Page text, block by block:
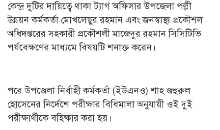
কেন্দ্র দুটির দায়িত্বে থাকা ট্যাগ অফিসার উপজেলা পল্লী
উন্নয়ন কর্মকর্তা মোখলেছুর রহমান এবং জনস্বাস্থ্য প্রকৌশল
অধিদপ্তরের সহকারী প্রকৌশলী মাজেদুর রহমান সিসিটিভি
পর্যবেক্ষণের মাধ্যমে বিষয়টি শনাক্ত করেন।
পরে উপজেলা নির্বাহী কর্মকর্তা (ইউএনও) শাহ জহুরুল
হোসেনের নির্দেশে পরীক্ষার বিধিমালা অনুযায়ী ওই দুই
পরীক্ষার্থীকে বহিষ্কার করা হয়।